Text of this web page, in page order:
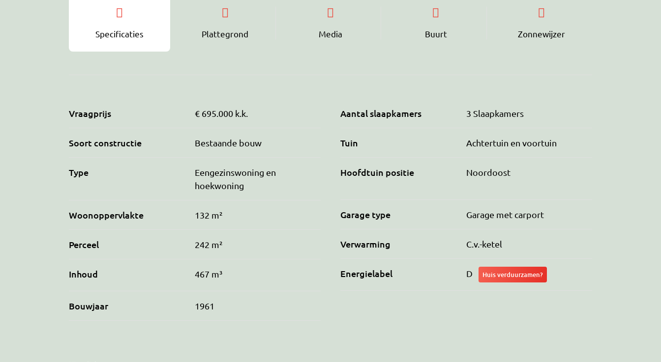
Specificaties Plattegrond Media Buurt Zonnewijzer
Vraagprijs € 695.000 k.k.
Soort constructie Bestaande bouw
Type
Eengezinswoning en
hoekwoning
Woonoppervlakte 132 m²
Perceel 242 m²
Inhoud 467 m³
Bouwjaar 1961
Aantal slaapkamers 3 Slaapkamers
Tuin Achtertuin en voortuin
Hoofdtuin positie Noordoost
Garage type Garage met carport
Verwarming C.v.-ketel
Energielabel D Huis verduurzamen?